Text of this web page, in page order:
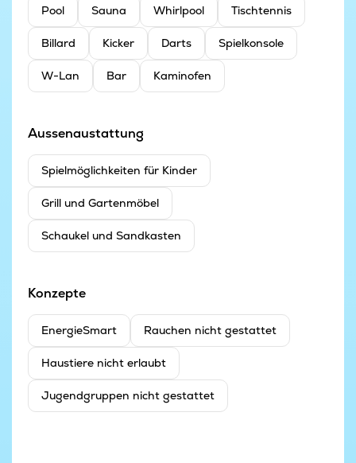
Pool Sauna Whirlpool Tischtennis
Billard Kicker Darts Spielkonsole
W-Lan Bar Kaminofen
Aussenaustattung
Spielmöglichkeiten für Kinder
Grill und Gartenmöbel
Schaukel und Sandkasten
Konzepte
EnergieSmart Rauchen nicht gestattet
Haustiere nicht erlaubt
Jugendgruppen nicht gestattet